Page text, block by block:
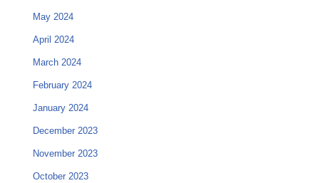
May 2024
April 2024
March 2024
February 2024
January 2024
December 2023
November 2023
October 2023